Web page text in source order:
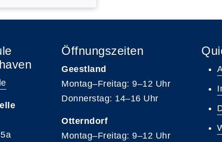
Öffnungszeiten
Geestland
Montag–Freitag: 9–12 Uhr
Donnerstag: 14–16 Uhr
Otterndorf
Montag–Freitag: 9–12 Uhr